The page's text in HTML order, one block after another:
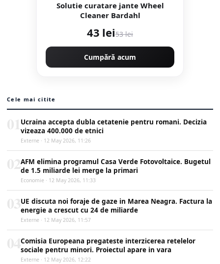
Solutie curatare jante Wheel
Cleaner Bardahl
43 lei53 lei
Cumpără acum
Cele mai citite
Ucraina accepta dubla cetatenie pentru romani. Decizia
vizeaza 400.000 de etnici
Externe · 12 May 2026, 11:26
AFM elimina programul Casa Verde Fotovoltaice. Bugetul
de 1.5 miliarde lei merge la primari
Economie · 12 May 2026, 11:33
UE discuta noi foraje de gaze in Marea Neagra. Factura la
energie a crescut cu 24 de miliarde
Externe · 12 May 2026, 11:57
Comisia Europeana pregateste interzicerea retelelor
sociale pentru minori. Proiectul apare in vara
Externe · 12 May 2026, 12:22